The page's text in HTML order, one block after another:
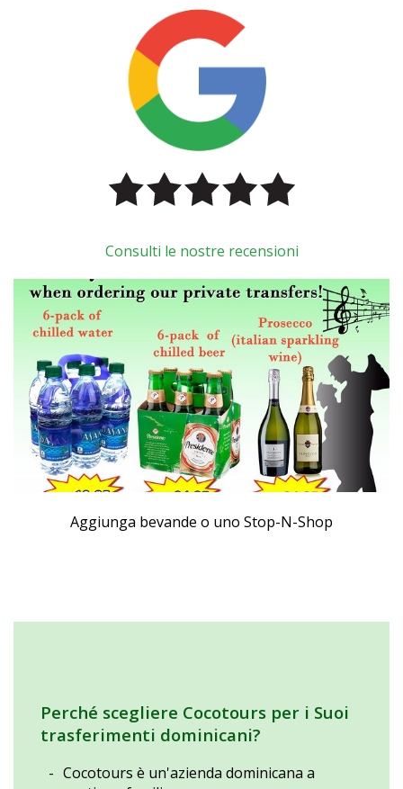
Consulti le nostre recensioni
Aggiunga bevande o uno Stop-N-Shop
Perché scegliere Cocotours per i Suoi
trasferimenti dominicani?
Cocotours è un'azienda dominicana a